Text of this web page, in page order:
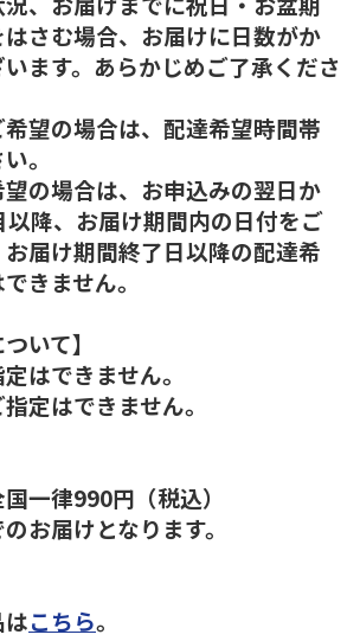
さむ場合、お届けに日数がか
ます。あらかじめご了承くださ
望の場合は、配達希望時間帯
。
の場合は、お申込みの翌日か
以降、お届け期間内の日付をご
届け期間終了日以降の配達希
きません。
いて】
はできません。
定はできません。
一律990円（税込）
お届けとなります。
こちら。